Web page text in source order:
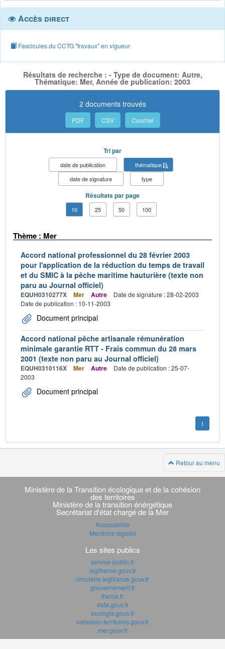
Accès direct
Fascicules du CCTG "travaux" en vigueur
Résultats de recherche : - Type de document: Autre,
Thématique: Mer, Année de publication: 2003
2 documents trouvés
PDF CSV Courriel
Tri par
date de publication
thématique
date de signature
type
Résultats par page
10 25 50 100
Thème : Mer
Accord national professionnel du 28 février 2003
pour l'application de la réduction du temps de travail
et du SMIC à la pêche maritime hauturière (texte non
paru au Journal officiel)
EQUH0310277X Mer Autre
Date de signature : 28-02-2003
Date de publication : 10-11-2003
Document principal
Accord national pêche artisanale rémunération
minimale garantie RTT - Frais commun du 28 mars
2001 (texte non paru au Journal officiel)
EQUH0310116X Mer Autre
Date de publication : 25-07-
2003
Document principal
1
Retour au menu
Navigation
transverse
Ministère de la Transition écologique et de la cohésion
des territoires
Ministère de la transition énérgétique
Secrétariat d'état chargé de la Mer
Accessibilité
Mentions légales
Les sites publics
service-public.fr
legifrance.gouv.fr
circulaire.legifrance.gouv.fr
gouvernement.fr
france.fr
data.gouv.fr
ecologie.gouv.fr
cohesion-territoires.gouv.fr
mer.gouv.fr